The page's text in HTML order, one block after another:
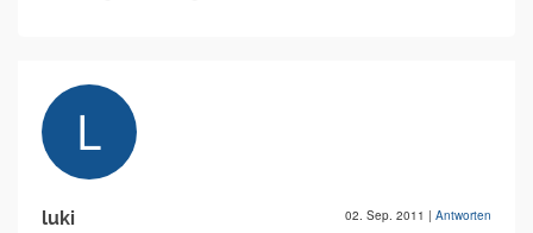
luki 02. Sep. 2011 | Antworten